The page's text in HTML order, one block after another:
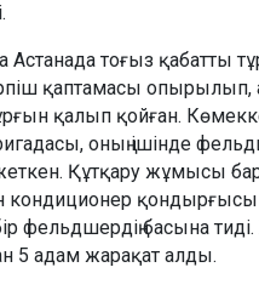
тоғыз қабатты
қаптамасы опырылып,
қалып қойған.
оның ішінде
Құтқару жұмысы
кондиционер қондырғысы
фельдшердің басына
5 адам жарақат алды.